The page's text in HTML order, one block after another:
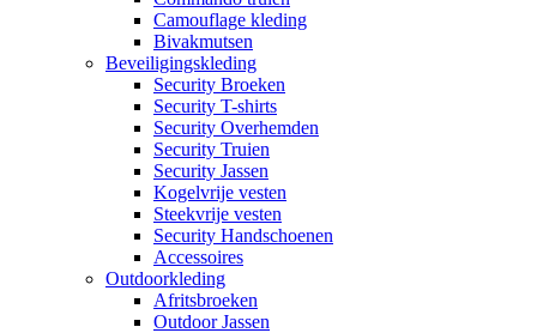
Camouflage kleding
Bivakmutsen
Beveiligingskleding
Security Broeken
Security T-shirts
Security Overhemden
Security Truien
Security Jassen
Kogelvrije vesten
Steekvrije vesten
Security Handschoenen
Accessoires
Outdoorkleding
Afritsbroeken
Outdoor Jassen